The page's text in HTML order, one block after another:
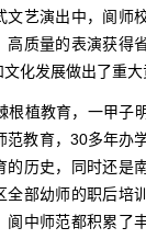
文艺演出中，阆师
高质量的表演获得
化发展做出了重大
根植教育，一甲子
范教育，30多年办
历史，同时还是
部幼师的职后培
阆中师范都积累了